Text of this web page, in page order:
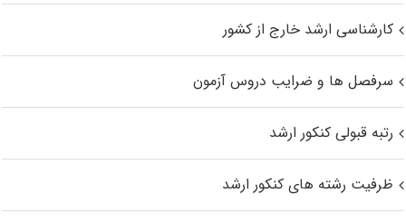
کارشناسی ارشد خارج از کشور
سرفصل ها و ضرایب دروس آزمون
رتبه قبولی کنکور ارشد
ظرفیت رشته های کنکور ارشد